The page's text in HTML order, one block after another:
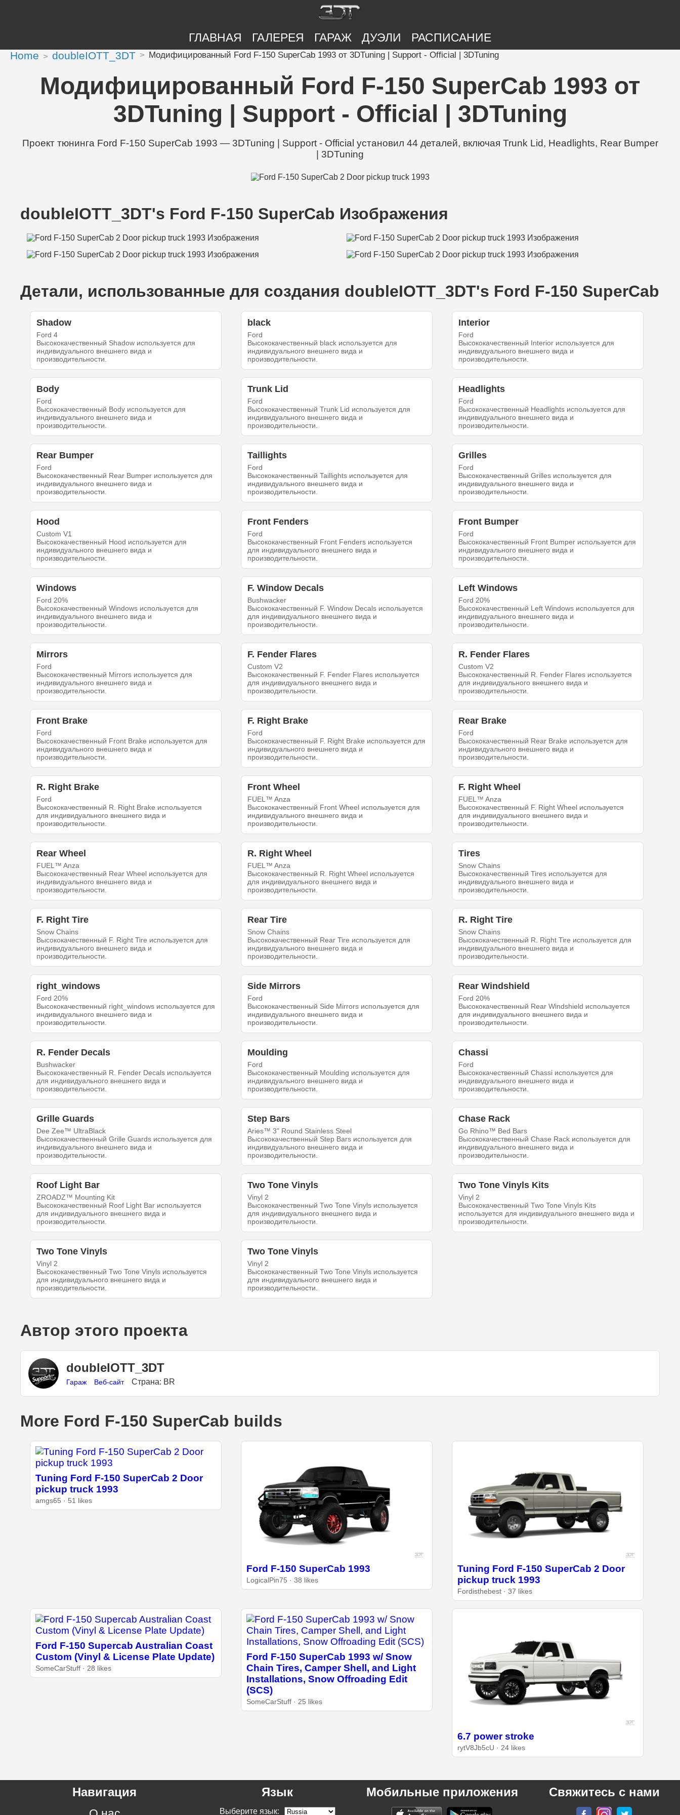
ГЛАВНАЯ ГАЛЕРЕЯ ГАРАЖ ДУЭЛИ РАСПИСАНИЕ
Home doubleIOTT_3DT Модифицированный Ford F-150 SuperCab 1993 от 3DTuning | Support - Official | 3DTuning
Модифицированный Ford F-150 SuperCab 1993 от
3DTuning | Support - Official | 3DTuning
Проект тюнинга Ford F-150 SuperCab 1993 — 3DTuning | Support - Official установил 44 деталей, включая Trunk Lid, Headlights, Rear Bumper
| 3DTuning
doubleIOTT_3DT's Ford F-150 SuperCab Изображения
Детали, использованные для создания doubleIOTT_3DT's Ford F-150 SuperCab
Shadow
Ford 4
Высококачественный Shadow используется для
индивидуального внешнего вида и
производительности.
black
Ford
Высококачественный black используется для
индивидуального внешнего вида и
производительности.
Interior
Ford
Высококачественный Interior используется для
индивидуального внешнего вида и
производительности.
Body
Ford
Высококачественный Body используется для
индивидуального внешнего вида и
производительности.
Trunk Lid
Ford
Высококачественный Trunk Lid используется для
индивидуального внешнего вида и
производительности.
Headlights
Ford
Высококачественный Headlights используется для
индивидуального внешнего вида и
производительности.
Rear Bumper
Ford
Высококачественный Rear Bumper используется для
индивидуального внешнего вида и
производительности.
Taillights
Ford
Высококачественный Taillights используется для
индивидуального внешнего вида и
производительности.
Grilles
Ford
Высококачественный Grilles используется для
индивидуального внешнего вида и
производительности.
Hood
Custom V1
Высококачественный Hood используется для
индивидуального внешнего вида и
производительности.
Front Fenders
Ford
Высококачественный Front Fenders используется
для индивидуального внешнего вида и
производительности.
Front Bumper
Ford
Высококачественный Front Bumper используется для
индивидуального внешнего вида и
производительности.
Windows
Ford 20%
Высококачественный Windows используется для
индивидуального внешнего вида и
производительности.
F. Window Decals
Bushwacker
Высококачественный F. Window Decals используется
для индивидуального внешнего вида и
производительности.
Left Windows
Ford 20%
Высококачественный Left Windows используется для
индивидуального внешнего вида и
производительности.
Mirrors
Ford
Высококачественный Mirrors используется для
индивидуального внешнего вида и
производительности.
F. Fender Flares
Custom V2
Высококачественный F. Fender Flares используется
для индивидуального внешнего вида и
производительности.
R. Fender Flares
Custom V2
Высококачественный R. Fender Flares используется
для индивидуального внешнего вида и
производительности.
Front Brake
Ford
Высококачественный Front Brake используется для
индивидуального внешнего вида и
производительности.
F. Right Brake
Ford
Высококачественный F. Right Brake используется для
индивидуального внешнего вида и
производительности.
Rear Brake
Ford
Высококачественный Rear Brake используется для
индивидуального внешнего вида и
производительности.
R. Right Brake
Ford
Высококачественный R. Right Brake используется
для индивидуального внешнего вида и
производительности.
Front Wheel
FUEL™ Anza
Высококачественный Front Wheel используется для
индивидуального внешнего вида и
производительности.
F. Right Wheel
FUEL™ Anza
Высококачественный F. Right Wheel используется
для индивидуального внешнего вида и
производительности.
Rear Wheel
FUEL™ Anza
Высококачественный Rear Wheel используется для
индивидуального внешнего вида и
производительности.
R. Right Wheel
FUEL™ Anza
Высококачественный R. Right Wheel используется
для индивидуального внешнего вида и
производительности.
Tires
Snow Chains
Высококачественный Tires используется для
индивидуального внешнего вида и
производительности.
F. Right Tire
Snow Chains
Высококачественный F. Right Tire используется для
индивидуального внешнего вида и
производительности.
Rear Tire
Snow Chains
Высококачественный Rear Tire используется для
индивидуального внешнего вида и
производительности.
R. Right Tire
Snow Chains
Высококачественный R. Right Tire используется для
индивидуального внешнего вида и
производительности.
right_windows
Ford 20%
Высококачественный right_windows используется для
индивидуального внешнего вида и
производительности.
Side Mirrors
Ford
Высококачественный Side Mirrors используется для
индивидуального внешнего вида и
производительности.
Rear Windshield
Ford 20%
Высококачественный Rear Windshield используется
для индивидуального внешнего вида и
производительности.
R. Fender Decals
Bushwacker
Высококачественный R. Fender Decals используется
для индивидуального внешнего вида и
производительности.
Moulding
Ford
Высококачественный Moulding используется для
индивидуального внешнего вида и
производительности.
Chassi
Ford
Высококачественный Chassi используется для
индивидуального внешнего вида и
производительности.
Grille Guards
Dee Zee™ UltraBlack
Высококачественный Grille Guards используется для
индивидуального внешнего вида и
производительности.
Step Bars
Aries™ 3" Round Stainless Steel
Высококачественный Step Bars используется для
индивидуального внешнего вида и
производительности.
Chase Rack
Go Rhino™ Bed Bars
Высококачественный Chase Rack используется для
индивидуального внешнего вида и
производительности.
Roof Light Bar
ZROADZ™ Mounting Kit
Высококачественный Roof Light Bar используется
для индивидуального внешнего вида и
производительности.
Two Tone Vinyls
Vinyl 2
Высококачественный Two Tone Vinyls используется
для индивидуального внешнего вида и
производительности.
Two Tone Vinyls Kits
Vinyl 2
Высококачественный Two Tone Vinyls Kits
используется для индивидуального внешнего вида и
производительности.
Two Tone Vinyls
Vinyl 2
Высококачественный Two Tone Vinyls используется
для индивидуального внешнего вида и
производительности.
Two Tone Vinyls
Vinyl 2
Высококачественный Two Tone Vinyls используется
для индивидуального внешнего вида и
производительности.
Автор этого проекта
doubleIOTT_3DT
Гараж Веб-сайт Страна: BR
More Ford F-150 SuperCab builds
Tuning Ford F-150 SuperCab 2 Door
pickup truck 1993
amgs65 · 51 likes
Ford F-150 SuperCab 1993
LogicalPin75 · 38 likes
Tuning Ford F-150 SuperCab 2 Door
pickup truck 1993
Fordisthebest · 37 likes
Ford F-150 Supercab Australian Coast
Custom (Vinyl & License Plate Update)
SomeCarStuff · 28 likes
Ford F-150 SuperCab 1993 w/ Snow
Chain Tires, Camper Shell, and Light
Installations, Snow Offroading Edit
(SCS)
SomeCarStuff · 25 likes
6.7 power stroke
rytV8Jb5cU · 24 likes
Навигация Язык
Выберите язык:
Мобильные приложения Свяжитесь с нами